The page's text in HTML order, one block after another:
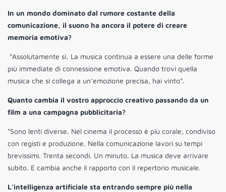
In un mondo dominato dal rumore costante della
comunicazione, il suono ha ancora il potere di creare
memoria emotiva?
“Assolutamente sì. La musica continua a essere una delle forme
più immediate di connessione emotiva. Quando trovi quella
musica che si collega a un’emozione precisa, hai vinto”.
Quanto cambia il vostro approccio creativo passando da un
film a una campagna pubblicitaria?
“Sono lenti diverse. Nel cinema il processo è più corale, condiviso
con registi e produzione. Nella comunicazione lavori su tempi
brevissimi. Trenta secondi. Un minuto. La musica deve arrivare
subito. E cambia anche il rapporto con il repertorio musicale.
L’intelligenza artificiale sta entrando sempre più nella